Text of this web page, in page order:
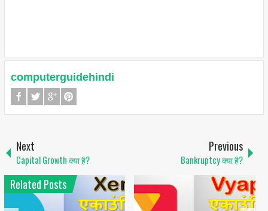
computerguidehindi
Next
Capital Growth क्या है?
Previous
Bankruptcy क्या है?
Related Posts